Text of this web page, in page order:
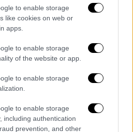
to enable storage
like cookies on web or
apps.
to enable storage
of the website or app.
to enable storage
to enable storage
including authentication
prevention, and other
Ελεύθερος με
ο τραγουδιστής - Δεν
τη σύντροφό του
ντοκουμέντο στο
ληστεία - Η
στο αυτοκίνητο και οι
Ρέντη: Αστυνομικός
λάθος κρατούμενο